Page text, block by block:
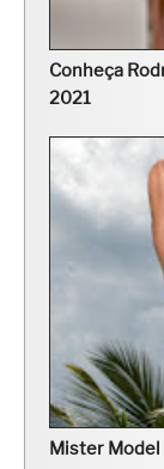
Conheça
2021
Mister Model